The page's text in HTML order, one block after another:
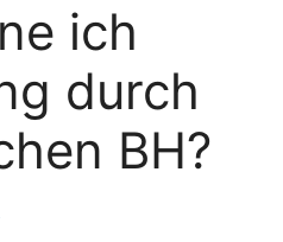
ich
durch
BH?